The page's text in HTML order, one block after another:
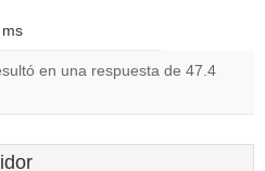
en una respuesta de 47.4